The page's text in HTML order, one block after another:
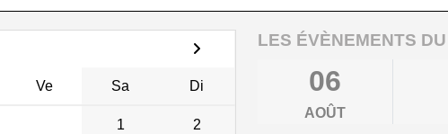
Ve Sa Di
1 2
LES ÉVÈNEMENTS
06
AOÛT